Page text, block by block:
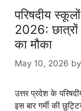
परिषदीय स्कूलों
2026: छात्रों
का मौका
May 10, 2026 by
उत्तर प्रदेश के
इस बार गर्मी की